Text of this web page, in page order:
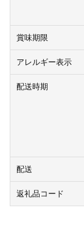
賞味期限
アレルギー表示
配送時期
配送
返礼品コード